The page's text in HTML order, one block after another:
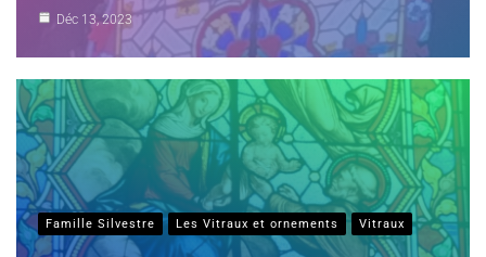
Déc 13, 2023
Famille Silvestre Les Vitraux et ornements Vitraux